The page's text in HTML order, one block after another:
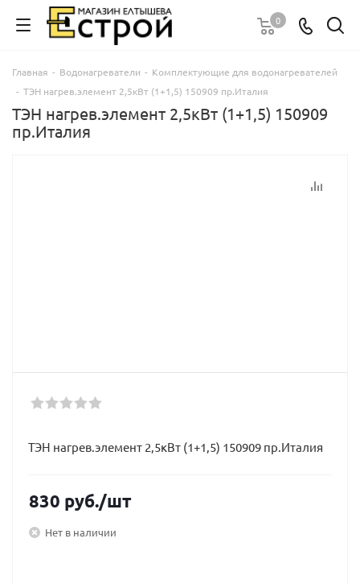
0
Главная - Водонагреватели - Комплектующие для водонагревателей
- ТЭН нагрев.элемент 2,5кВт (1+1,5) 150909 пр.Италия
ТЭН нагрев.элемент 2,5кВт (1+1,5) 150909
пр.Италия
ТЭН нагрев.элемент 2,5кВт (1+1,5) 150909 пр.Италия
830 руб./шт
Нет в наличии